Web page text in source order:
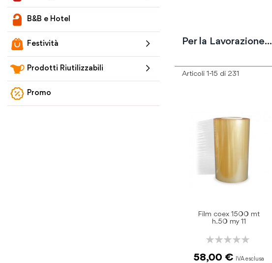
B&B e Hotel
Festività
Prodotti Riutilizzabili
Promo
Per la Lavorazione...
Articoli 1-15 di 231
Film coex 1500 mt
h.50 my 11
Rating:
58,00 €